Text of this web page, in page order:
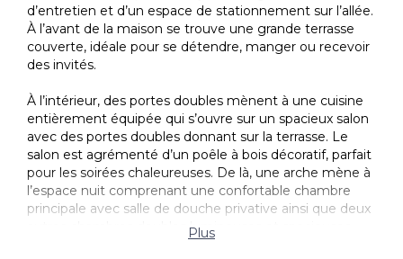
d’entretien et d’un espace de stationnement sur l’allée.
À l’avant de la maison se trouve une grande terrasse
couverte, idéale pour se détendre, manger ou recevoir
des invités.
À l’intérieur, des portes doubles mènent à une cuisine
entièrement équipée qui s’ouvre sur un spacieux salon
avec des portes doubles donnant sur la terrasse. Le
salon est agrémenté d’un poêle à bois décoratif, parfait
pour les soirées chaleureuses. De là, une arche mène à
l’espace nuit comprenant une confortable chambre
principale avec salle de douche privative ainsi que deux
autres chambres doubles lumineuses et spacieuses,
toutes desservies par une salle de bain familiale
Plus